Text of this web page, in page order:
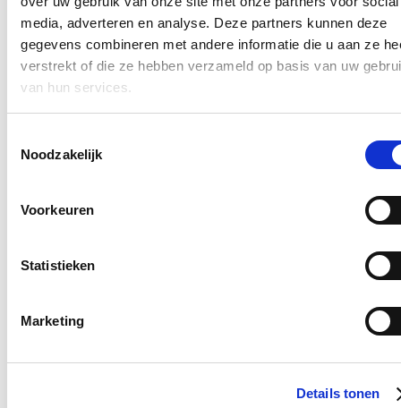
media, adverteren en analyse. Deze partners kunnen deze
gegevens combineren met andere informatie die u aan ze
verstrekt of die ze hebben verzameld op basis van uw
van hun services.
Noodzakelijk
Voorkeuren
Statistieken
Marketing
Details tonen
• Archief, erfgoed en CO7
Nieuw in het schepencollege is toekomstig schepen Ewoud
• Jeugd
• Kinderopvang
• Dierenwelzijn (Poezewoef)
Op 5 december vindt de installatievergadering van de nieuwe